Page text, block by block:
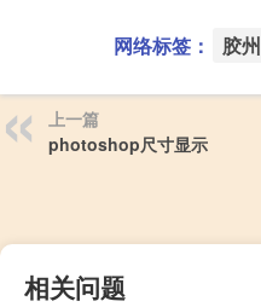
网络标签： 胶州
上一篇
photoshop尺寸显示
相关问题